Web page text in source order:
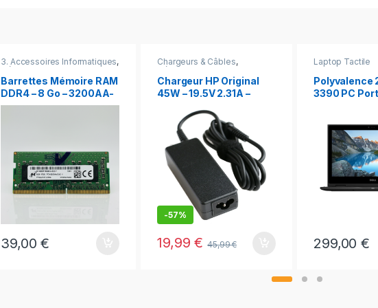
3. Accessoires Informatiques,
Déstockage
spéciales
Barrettes Mémoire RAM
DDR4 – 8 Go – 3200AA-
Micron – Pour PC
39,00€
Chargeurs & Câbles,
Déstockage
Chargeur HP Original
45W – 19.5V 2.31A –
4.5×3.0mm + Câble
Secteur – Neuf
-57%
19,99€ 45,99€
Laptop Tactile
Polyvalence
3390 PC
2-en-1
Dell 3390
pour travail
299,00€